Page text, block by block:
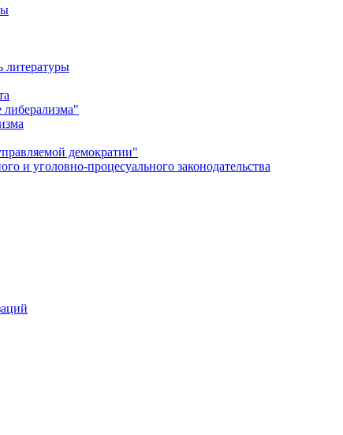
литературы
либерализма"
демократии"
и уголовно-процесуального законодательства